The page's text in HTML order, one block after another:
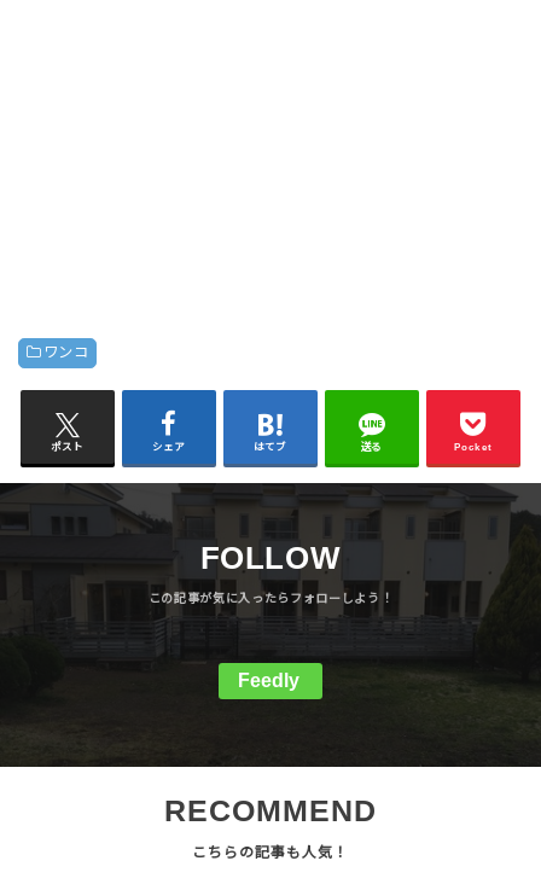
ワンコ
ポスト シェア はてブ 送る Pocket
FOLLOW
Feedly
RECOMMEND